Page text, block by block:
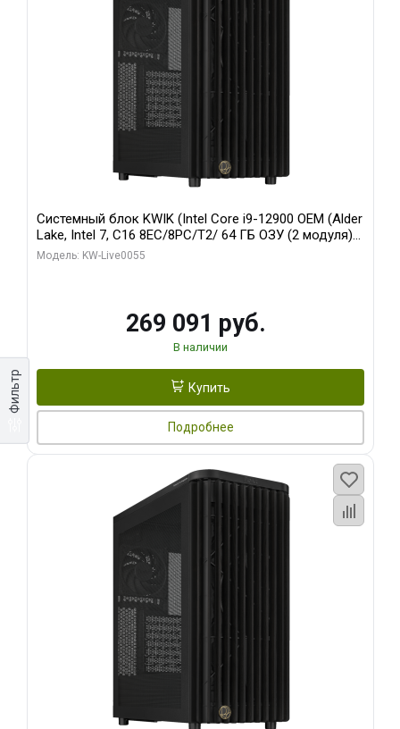
Фильтр
Системный блок KWIK (Intel Core i9-12900 OEM (Alder
Lake, Intel 7, C16 8EC/8PC/T2/ 64 ГБ ОЗУ (2 модуля)/
MSI RTX5080 SHADOW 3X OC 16GB GDDR7 256bit 3xDP
Модель: KW-Live0055
269 091 руб.
В наличии
Купить
Подробнее